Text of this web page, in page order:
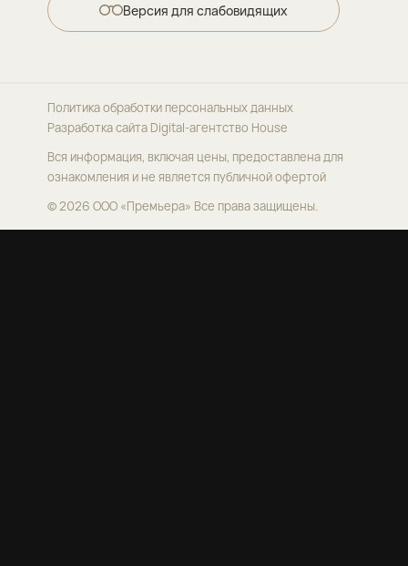
Версия для слабовидящих
© 2026 ООО «Премьера» Все права защищены.
Вся информация, включая цены, предоставлена для
ознакомления и не является публичной офертой
Политика обработки персональных данных
Разработка сайтаDigital-агентство House